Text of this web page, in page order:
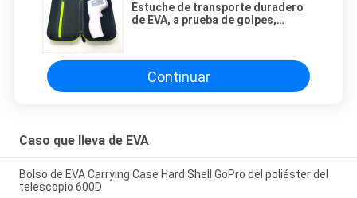
Estuche de transporte duradero
de EVA, a prueba de golpes,
espuma para herramientas,
dispositivos y electrónica
Continuar
Caso que lleva de EVA
Bolso de EVA Carrying Case Hard Shell GoPro del poliéster del
telescopio 600D